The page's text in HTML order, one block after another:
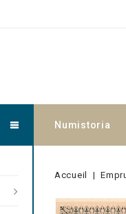
Numistoria
Accueil